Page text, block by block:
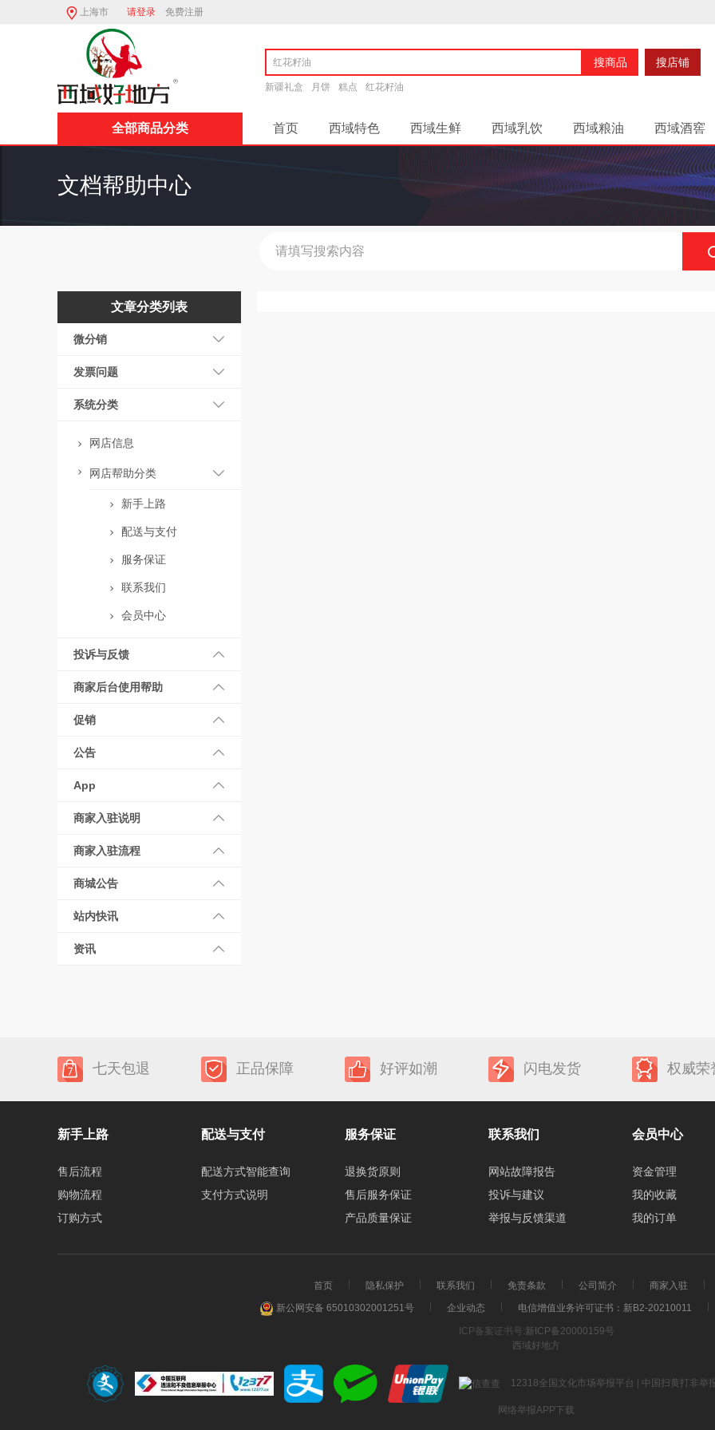
上海市 请登录 免费注册
搜商品 搜店铺
新疆礼盒 月饼 糕点 红花籽油
全部商品分类 首页 西域特色 西域生鲜 西域乳饮 西域粮油 西域酒窖
后台系统简单指引 商家后台系统概述
西域好地方商家后台使用帮助 西域好地方门店后台使用说明 商家入
系统分类 商家入驻说明 投诉与反馈 微分销 促销 发票
ios 商品管理 设置配送及
文档帮助中心
文章分类列表
微分销
发票问题
系统分类
网店信息
网店帮助分类
新手上路
配送与支付
服务保证
联系我们
会员中心
投诉与反馈
商家后台使用帮助
促销
公告
App
商家入驻说明
商家入驻流程
商城公告
站内快讯
资讯
七天包退 正品保障 好评如潮 闪电发货 权威荣
新手上路
售后流程
购物流程
订购方式
配送与支付
配送方式智能查询
支付方式说明
服务保证
退换货原则
售后服务保证
产品质量保证
联系我们
网站故障报告
投诉与建议
举报与反馈渠道
会员中心
资金管理
我的收藏
我的订单
首页 隐私保护 联系我们 免责条款 公司简介 商家入驻
新公网安备 65010302001251号
企业动态 电信增值业务许可证书：新B2-20210011
ICP备案证书号:新ICP备20000159号
西域好地方
12318全国文化市场举报平台 中国扫黄打非举
网络举报APP下载